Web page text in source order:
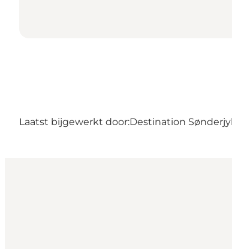
Laatst bijgewerkt door:Destination